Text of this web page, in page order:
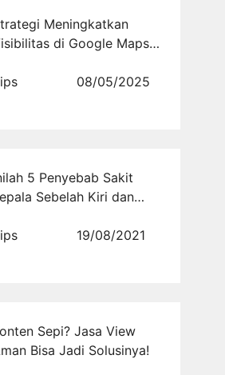
Meningkatkan
di Google Maps
08/05/2025
5 Penyebab Sakit
Sebelah Kiri dan
19/08/2021
Sepi? Jasa View
Bisa Jadi Solusinya!